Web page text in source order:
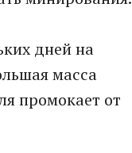
дней на
масса
промокает от